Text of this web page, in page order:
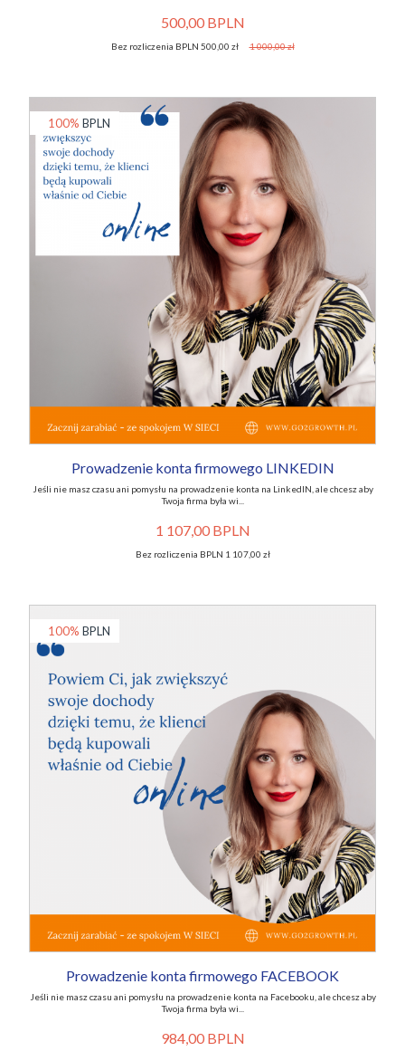
500,00 BPLN
Bez rozliczenia BPLN 500,00 zł 1 000,00 zł
100% BPLN
Prowadzenie konta firmowego LINKEDIN
Jeśli nie masz czasu ani pomysłu na prowadzenie konta na LinkedIN, ale chcesz aby
Twoja firma była wi...
1 107,00 BPLN
Bez rozliczenia BPLN 1 107,00 zł
100% BPLN
Prowadzenie konta firmowego FACEBOOK
Jeśli nie masz czasu ani pomysłu na prowadzenie konta na Facebooku, ale chcesz aby
Twoja firma była wi...
984,00 BPLN